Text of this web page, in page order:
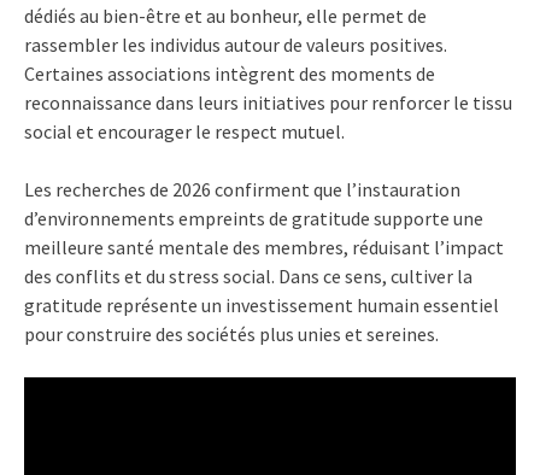
dédiés au bien-être et au bonheur, elle permet de
rassembler les individus autour de valeurs positives.
Certaines associations intègrent des moments de
reconnaissance dans leurs initiatives pour renforcer le tissu
social et encourager le respect mutuel.
Les recherches de 2026 confirment que l’instauration
d’environnements empreints de gratitude supporte une
meilleure santé mentale des membres, réduisant l’impact
des conflits et du stress social. Dans ce sens, cultiver la
gratitude représente un investissement humain essentiel
pour construire des sociétés plus unies et sereines.